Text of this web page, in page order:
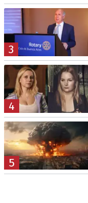
3
4
5